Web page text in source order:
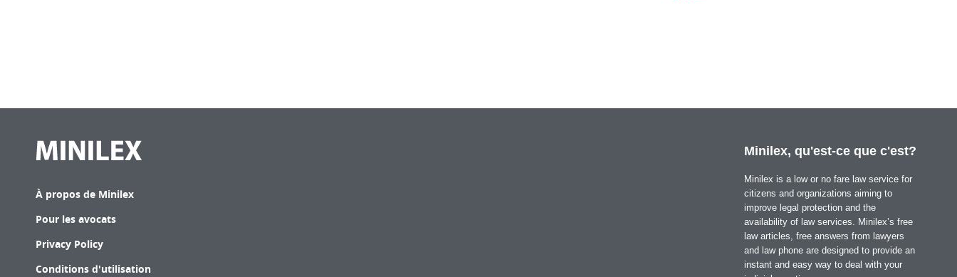
À propos de Minilex
Pour les avocats
Privacy Policy
Conditions d'utilisation
Minilex, qu'est-ce que c'est?
Minilex is a low or no fare law service for
citizens and organizations aiming to
improve legal protection and the
availability of law services. Minilex’s free
law articles, free answers from lawyers
and law phone are designed to provide an
instant and easy way to deal with your